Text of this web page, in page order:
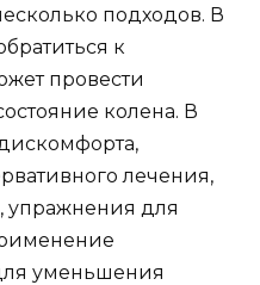
подходов. В
к
провести
колена. В
лечения,
упражнения для
уменьшения